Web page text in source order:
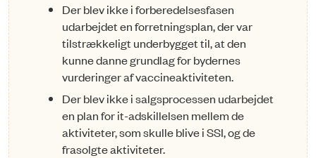
Der blev ikke i forberedelsesfasen
udarbejdet en forretningsplan, der var
tilstræk­­keligt underbygget til, at den
kunne danne grundlag for bydernes
vurderinger af vaccineaktiviteten.
Der blev ikke i salgsprocessen udarbejdet
en plan for it-adskillelsen mellem de
aktiviteter, som skulle blive i SSI, og de
frasolgte aktiviteter.